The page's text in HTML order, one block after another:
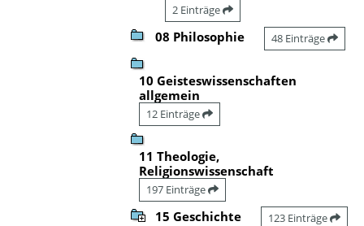
2 Einträge
08 Philosophie 48 Einträge
10 Geisteswissenschaften
allgemein
12 Einträge
11 Theologie,
Religionswissenschaft
197 Einträge
15 Geschichte 123 Einträge